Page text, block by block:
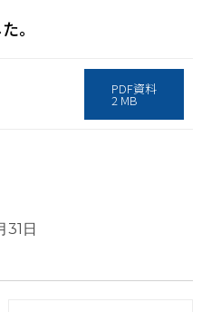
。
PDF資料
2 MB
31日